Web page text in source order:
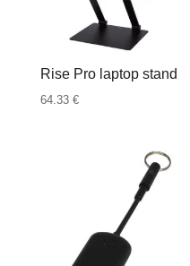
Rise Pro laptop stand
64.33 €